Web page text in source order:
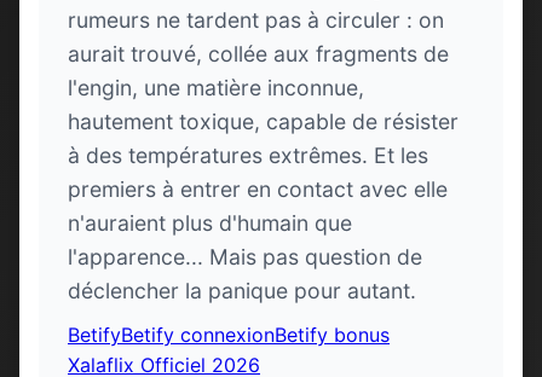
rumeurs ne tardent pas à circuler : on
aurait trouvé, collée aux fragments de
l'engin, une matière inconnue,
hautement toxique, capable de résister
à des températures extrêmes. Et les
premiers à entrer en contact avec elle
n'auraient plus d'humain que
l'apparence... Mais pas question de
déclencher la panique pour autant.
BetifyBetify connexionBetify bonus
Xalaflix Officiel 2026